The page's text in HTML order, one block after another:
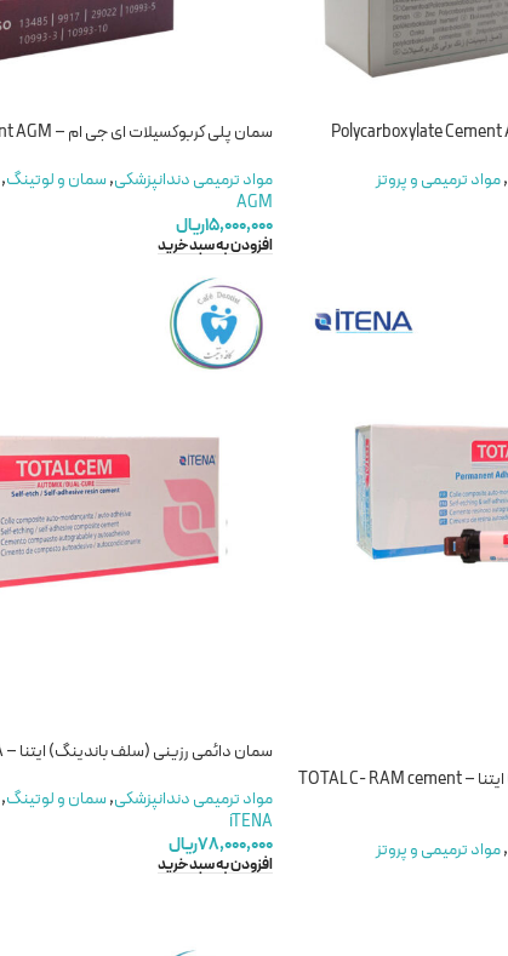
,مواد ترمیمی و پروتز
سمان پلی کربوکسیلات ای جی ام – Polycarboxylate Cement AGM
مواد ترمیمی دندانپزشکی,سمان و لوتینگ,
AGM
۱۵,۰۰۰,۰۰۰ریال
افزودن به سبد خرید
سمان دائمی رزینی (پرایمر-سلف باندینگ) ایتنا – TOTAL C- RAM cement
,مواد ترمیمی و پروتز
سمان دائمی رزینی (سلف باندینگ) ایتنا – TOTALCEM cement iTENA
مواد ترمیمی دندانپزشکی,سمان و لوتینگ,
iTENA
۷۸,۰۰۰,۰۰۰ریال
افزودن به سبد خرید